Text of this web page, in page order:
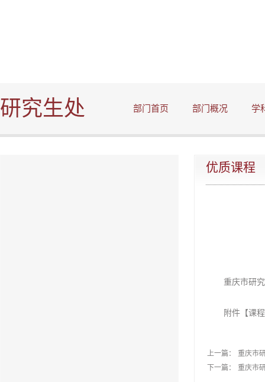
研究生处 部门首页 部门概况 学
优质课程
重庆市研
附件【课
上一篇：
重庆市
下一篇：
重庆市